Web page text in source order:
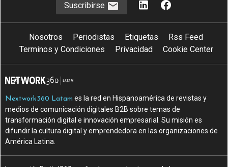
Suscribirse
Nosotros Periodistas Etiquetas
Rss Feed
Terminos y Condiciones
Privacidad Cookie Center
Nextwork360 Latam es la red en Hispanoamérica de revistas y
medios de comunicación digitales B2B sobre temas de
transformación digital e innovación empresarial. Su misión es
difundir la cultura digital y emprendedora en las organizaciones de
América Latina.